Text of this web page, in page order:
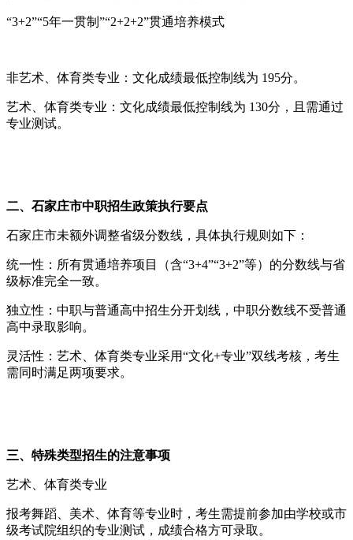
“3+2”“5年一贯制”“2+2+2”贯通培养模式
非艺术、体育类专业：文化成绩最低控制线为 195分。
艺术、体育类专业：文化成绩最低控制线为 130分，且需通过
专业测试。
二、石家庄市中职招生政策执行要点
石家庄市未额外调整省级分数线，具体执行规则如下：
统一性：所有贯通培养项目（含“3+4”“3+2”等）的分数线与省
级标准完全一致。
独立性：中职与普通高中招生分开划线，中职分数线不受普通
高中录取影响。
灵活性：艺术、体育类专业采用“文化+专业”双线考核，考生
需同时满足两项要求。
三、特殊类型招生的注意事项
艺术、体育类专业
报考舞蹈、美术、体育等专业时，考生需提前参加由学校或市
级考试院组织的专业测试，成绩合格方可录取。